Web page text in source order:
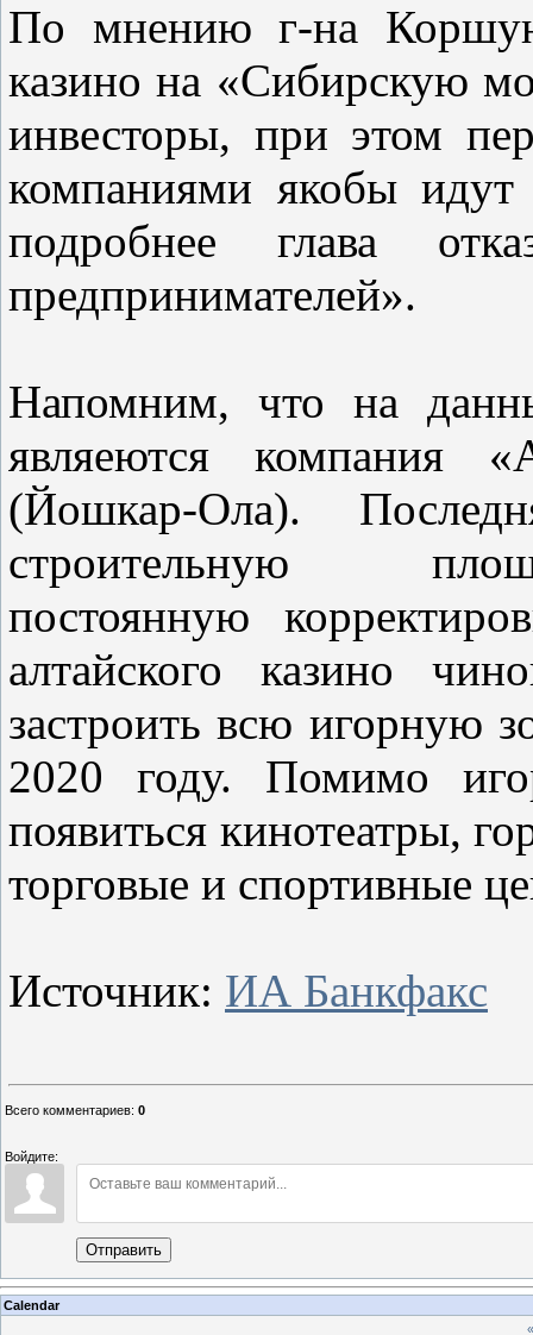
По мнению г-на
казино на «Сибирскую
инвесторы, при этом
компаниями якобы идут
подробнее глава
предпринимателей».
Напомним, что на
являеются компания
(Йошкар-Ола).
строительную
постоянную
алтайского казино
застроить всю игорную
2020 году. Помимо
появиться кинотеатры,
торговые и спортивные
Источник: ИА Банкфакс
Всего комментариев: 0
Войдите:
Отправить
Calendar
«